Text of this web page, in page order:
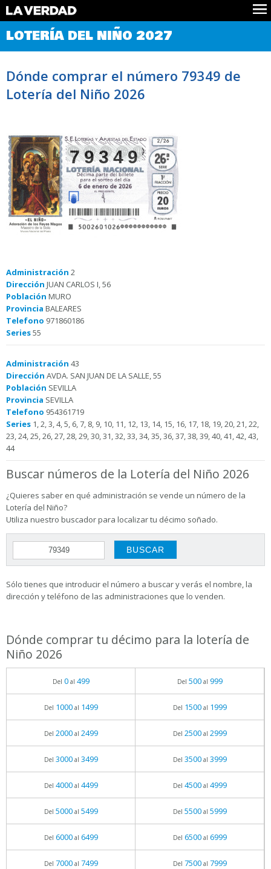
Comprobar Loteria del Niño
Premios
Noticias
Datos
LOTERÍA DEL NIÑO 2027
Dónde comprar el número 79349 de
Lotería del Niño 2026
79349
Administración 2
Dirección JUAN CARLOS I, 56
Población MURO
Provincia BALEARES
Telefono 971860186
Series55
Administración 43
Dirección AVDA. SAN JUAN DE LA SALLE, 55
Población SEVILLA
Provincia SEVILLA
Telefono 954361719
Series 1, 2, 3, 4, 5, 6, 7, 8, 9, 10, 11, 12, 13, 14, 15, 16, 17, 18, 19, 20, 21, 22,
23, 24, 25, 26, 27, 28, 29, 30, 31, 32, 33, 34, 35, 36, 37, 38, 39, 40, 41, 42, 43,
44
Buscar números de la Lotería del Niño 2026
¿Quieres saber en qué administración se vende un número de la
Lotería del Niño?
Utiliza nuestro buscador para localizar tu décimo soñado.
Sólo tienes que introducir el número a buscar y verás el nombre, la
dirección y teléfono de las administraciones que lo venden.
Dónde comprar tu décimo para la lotería de
Niño 2026
Del 0al 499 Del 500al 999
Del 1000al 1499 Del 1500al 1999
Del 2000al 2499 Del 2500al 2999
Del 3000al 3499 Del 3500al 3999
Del 4000al 4499 Del 4500al 4999
Del 5000al 5499 Del 5500al 5999
Del 6000al 6499 Del 6500al 6999
Del 7000al 7499 Del 7500al 7999